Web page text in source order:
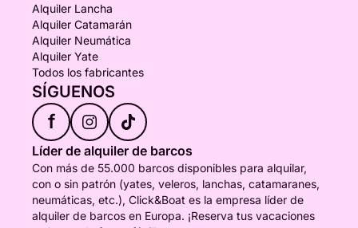
Alquiler Lancha
Alquiler Catamarán
Alquiler Neumática
Alquiler Yate
Todos los fabricantes
SÍGUENOS
f
Líder de alquiler de barcos
Con más de 55.000 barcos disponibles para alquilar,
con o sin patrón (yates, veleros, lanchas, catamaranes,
neumáticas, etc.), Click&Boat es la empresa líder de
alquiler de barcos en Europa. ¡Reserva tus vacaciones